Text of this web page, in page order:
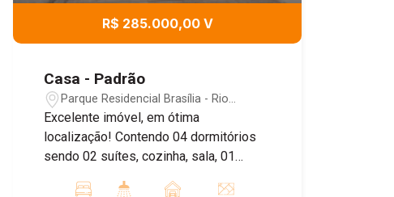
R$ 285.000,00 V
Casa - Padrão
Parque Residencial Brasília - Rio
Claro/SP
Excelente imóvel, em ótima
localização! Contendo 04 dormitórios
sendo 02 suítes, cozinha, sala, 01